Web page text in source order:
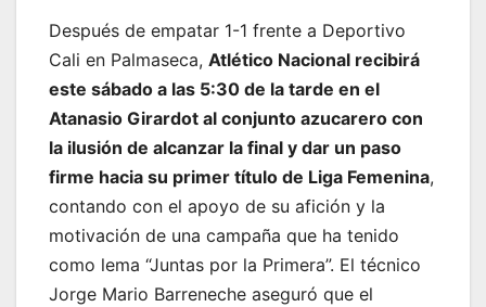
Después de empatar 1-1 frente a Deportivo
Cali en Palmaseca, Atlético Nacional recibirá
este sábado a las 5:30 de la tarde en el
Atanasio Girardot al conjunto azucarero con
la ilusión de alcanzar la final y dar un paso
firme hacia su primer título de Liga Femenina,
contando con el apoyo de su afición y la
motivación de una campaña que ha tenido
como lema “Juntas por la Primera”. El técnico
Jorge Mario Barreneche aseguró que el